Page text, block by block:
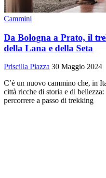
Cammini
Da Bologna a Prato, il
della Lana e della Seta
Priscilla Piazza 30 Maggio 2024
C’è un nuovo cammino che, in
città ricche di storia e di
percorrere a passo di trekking